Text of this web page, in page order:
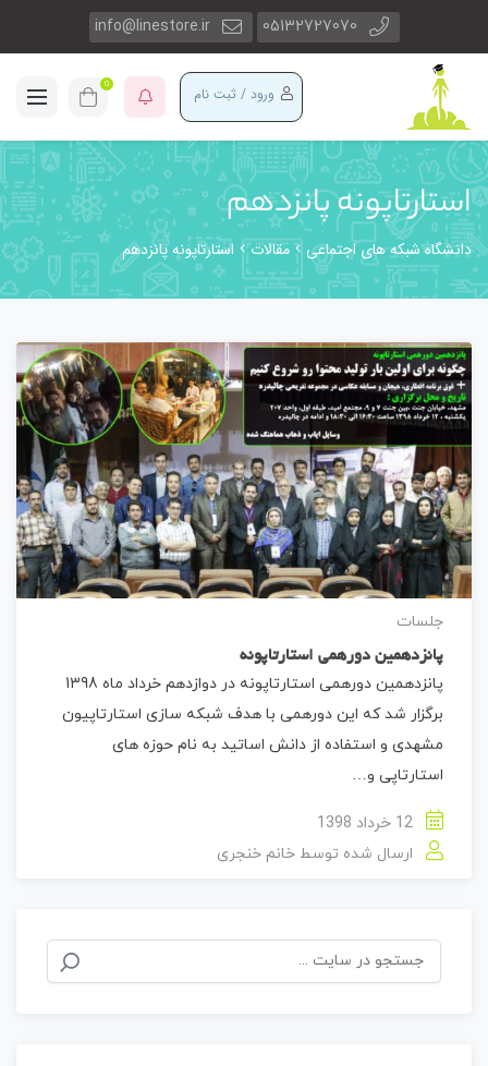
05132727070
info@linestore.ir
ورود / ثبت نام 0
استارتاپونه پانزدهم
دانشگاه شبکه های اجتماعی مقالات استارتاپونه پانزدهم
جلسات
پانزدهمین دورهمی استارتاپونه
پانزدهمین دورهمی استارتاپونه در دوازدهم خرداد ماه 1398
برگزار شد که این دورهمی با هدف شبکه سازی استارتاپیون
مشهدی و استفاده از دانش اساتید به نام حوزه های
استارتاپی و…
ارسال شده توسط خانم خنجری
جستجو
برای: